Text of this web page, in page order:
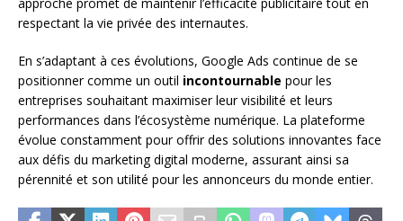
respectant la vie privée des internautes.
En s’adaptant à ces évolutions, Google Ads continue de se
positionner comme un outil incontournable pour les
entreprises souhaitant maximiser leur visibilité et leurs
performances dans l’écosystème numérique. La plateforme
évolue constamment pour offrir des solutions innovantes face
aux défis du marketing digital moderne, assurant ainsi sa
pérennité et son utilité pour les annonceurs du monde entier.